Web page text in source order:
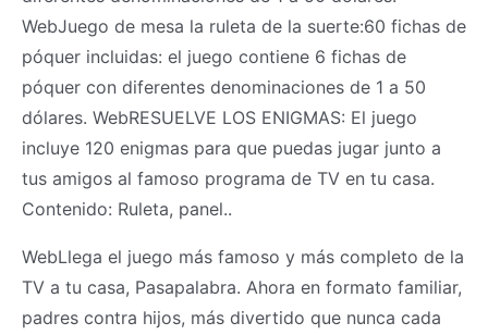
WebJuego de mesa la ruleta de la suerte:60 fichas de
póquer incluidas: el juego contiene 6 fichas de
póquer con diferentes denominaciones de 1 a 50
dólares. WebRESUELVE LOS ENIGMAS: El juego
incluye 120 enigmas para que puedas jugar junto a
tus amigos al famoso programa de TV en tu casa.
Contenido: Ruleta, panel..
WebLlega el juego más famoso y más completo de la
TV a tu casa, Pasapalabra. Ahora en formato familiar,
padres contra hijos, más divertido que nunca cada